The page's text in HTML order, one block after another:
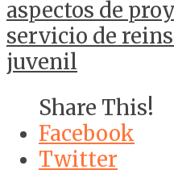
aspectos de
servicio de
juvenil
Share This!
Facebook
Twitter